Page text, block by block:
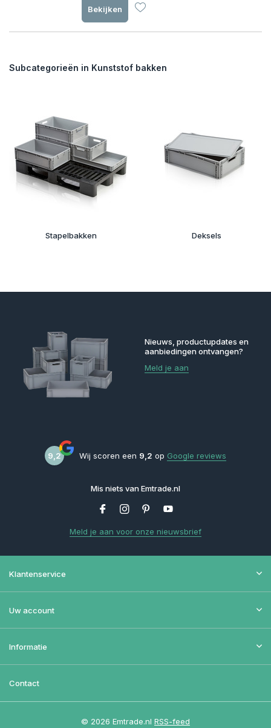
Bekijken
Subcategorieën in Kunststof bakken
Stapelbakken Deksels
Nieuws, productupdates en
aanbiedingen ontvangen?
Meld je aan
9,2 Wij scoren een 9,2 op Google reviews
Mis niets van Emtrade.nl
Meld je aan voor onze nieuwsbrief
Klantenservice
Uw account
Informatie
Contact
© 2026 Emtrade.nl RSS-feed